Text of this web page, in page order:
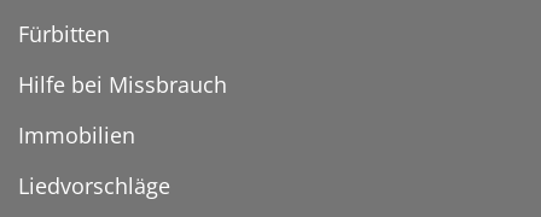
Fürbitten
Hilfe bei Missbrauch
Immobilien
Liedvorschläge